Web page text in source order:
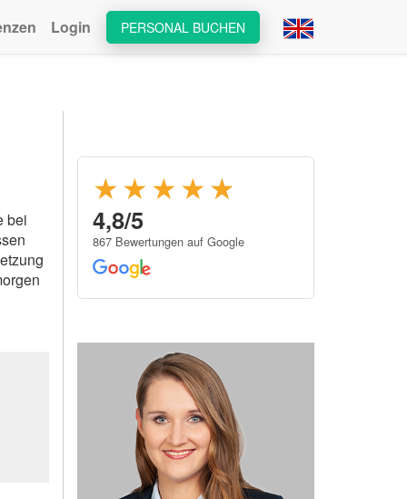
PERSONAL BUCHEN
Login
bei
★★★★★
★
4,8/5
867 Bewertungen auf Google